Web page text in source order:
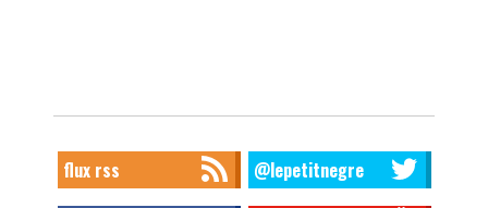
flux rss @lepetitnegre